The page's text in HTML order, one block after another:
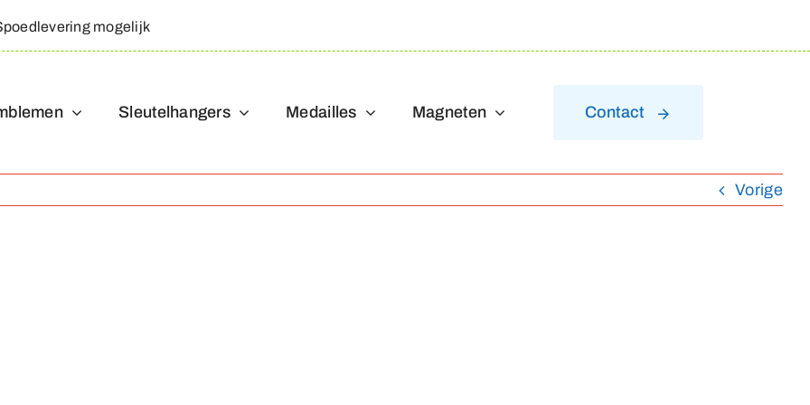
mogelijk
Sleutelhangers Medailles Magneten Contact
Vorige